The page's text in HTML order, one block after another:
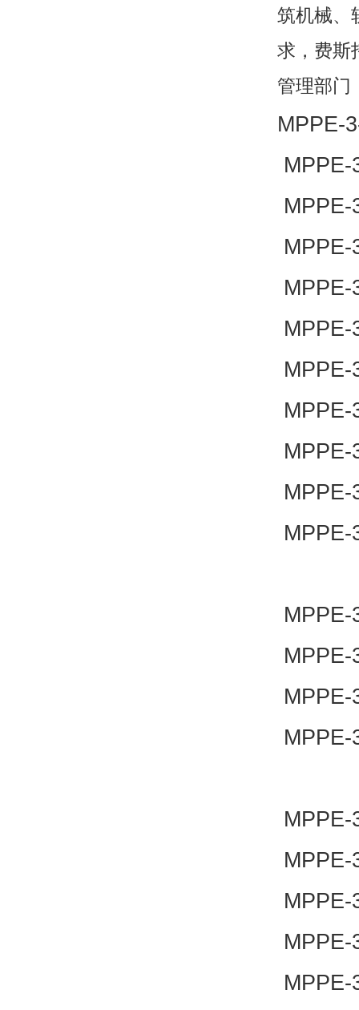
筑机械、
求，费斯
管理部门
MPPE-
MPPE-